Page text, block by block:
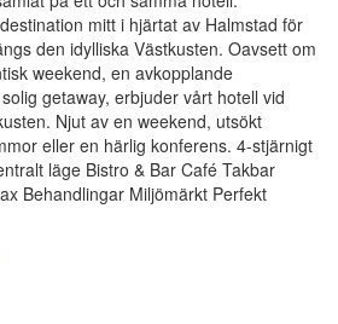
mitt i hjärtat av Halmstad för
den idylliska Västkusten. Oavsett om
weekend, en avkopplande
getaway, erbjuder vårt hotell vid
Njut av en weekend, utsökt
eller en härlig konferens. 4-stjärnigt
läge Bistro & Bar Café Takbar
Behandlingar Miljömärkt Perfekt